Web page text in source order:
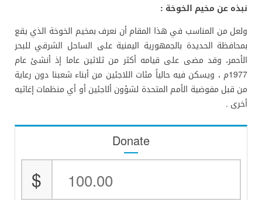
نبذه عن مخيم الخوخة :
ولعل من المناسب في هذا المقام أن نعرف بمخيم الخوخة الذي يقع
بمحافظة الحديدة بالجمهورية اليمنية على الساحل الشرقي للبحر
الأحمر، وقد مضى على قيامه أكثر من ثلاثين عاما إذ أنشئ عام
1977م ، ويسكن فيه حالياً مئات اللاجئين من أبناء شعبنا دون رعاية
من قبل مفوضية الأمم المتحدة لشؤون ألاجئين أو أي منظمات إغاثيه
أخرى .
Donate
$